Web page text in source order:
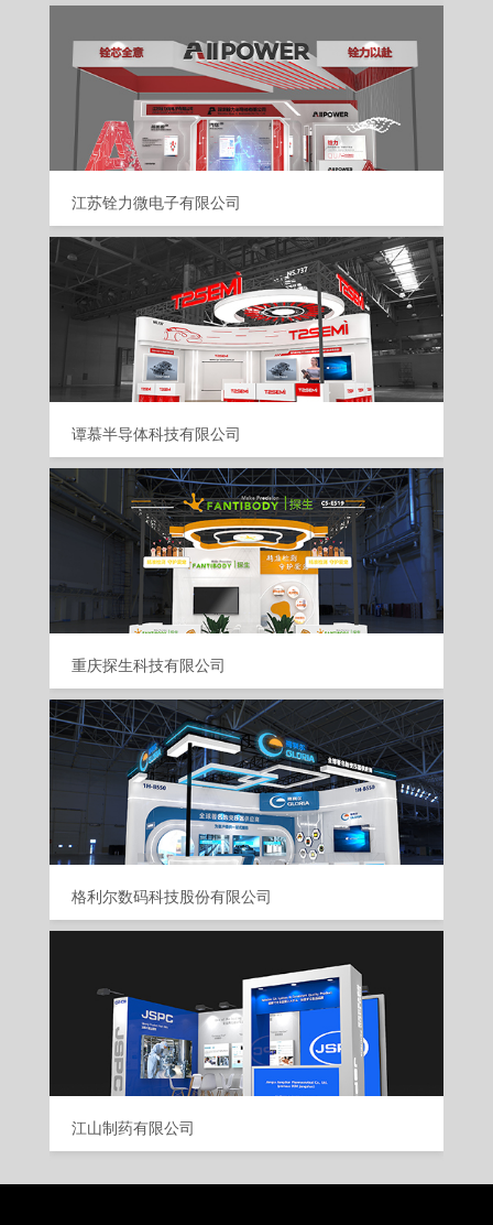
江苏铨力微电子有限公司
谭慕半导体科技有限公司
重庆探生科技有限公司
格利尔数码科技股份有限公司
江山制药有限公司